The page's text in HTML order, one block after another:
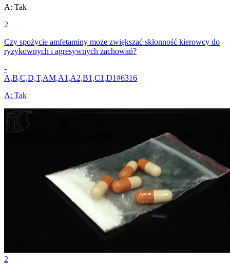
A: Tak
2
Czy spożycie amfetaminy może zwiększać skłonność kierowcy do
ryzykownych i agresywnych zachowań?
-
A,B,C,D,T,AM,A1,A2,B1,C1,D1#6316
A: Tak
2